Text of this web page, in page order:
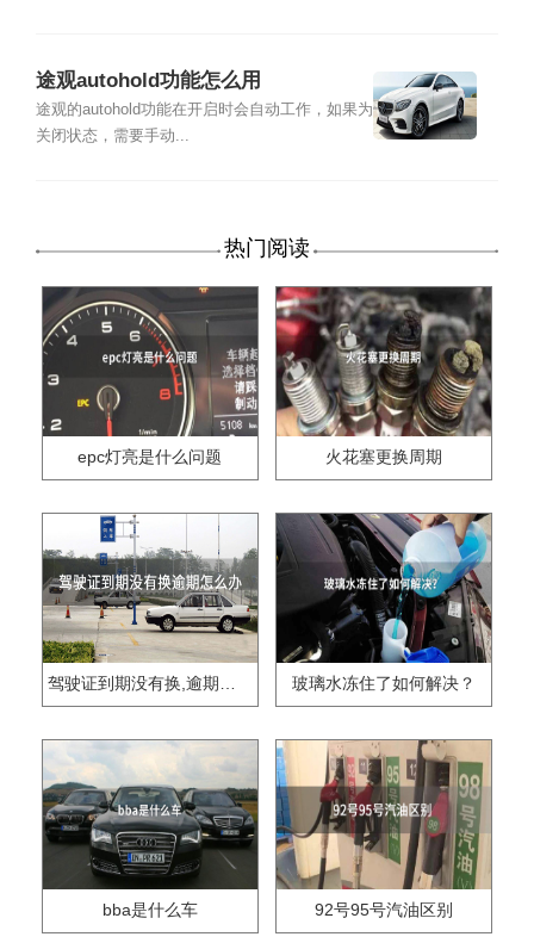
途观autohold功能怎么用
途观的autohold功能在开启时会自动工作，如果为
关闭状态，需要手动...
热门阅读
epc灯亮是什么问题 火花塞更换周期
驾驶证到期没有换,逾期怎么办?? 玻璃水冻住了如何解决？
bba是什么车 92号95号汽油区别